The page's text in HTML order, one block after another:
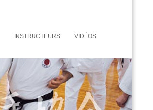
INSTRUCTEURS VIDÉOS